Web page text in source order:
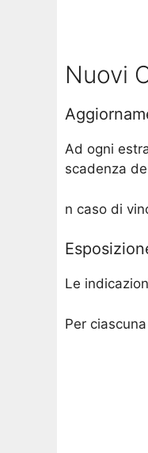
Nuovi
Ad ogni
scadenza
n caso di
Le
Per